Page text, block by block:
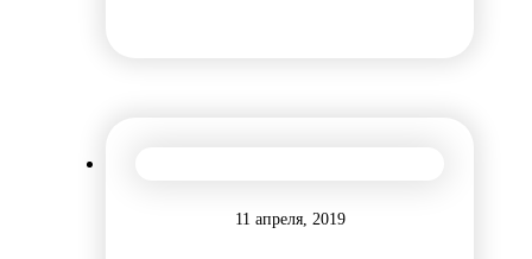
11 апреля, 2019